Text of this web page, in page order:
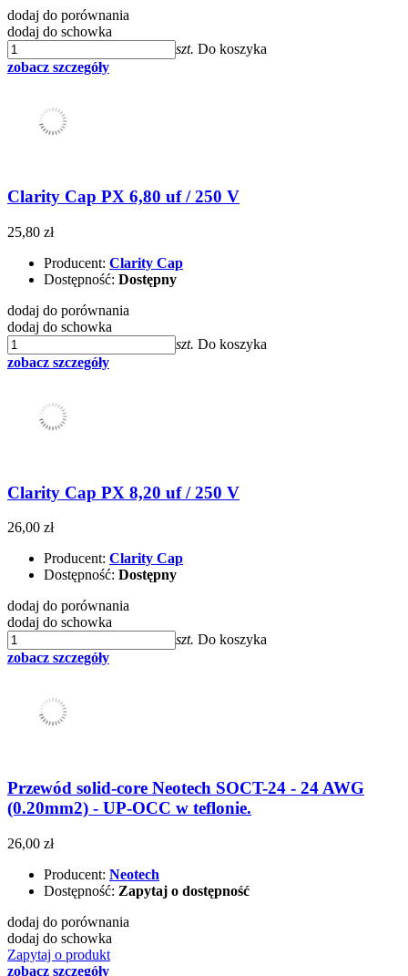
dodaj do porównania
dodaj do schowka
szt. Do koszyka
zobacz szczegóły
Clarity Cap PX 6,80 uf / 250 V
25,80 zł
Producent: Clarity Cap
Dostępność: Dostępny
dodaj do porównania
dodaj do schowka
szt. Do koszyka
zobacz szczegóły
Clarity Cap PX 8,20 uf / 250 V
26,00 zł
Producent: Clarity Cap
Dostępność: Dostępny
dodaj do porównania
dodaj do schowka
szt. Do koszyka
zobacz szczegóły
Przewód solid-core Neotech SOCT-24 - 24 AWG
(0.20mm2) - UP-OCC w teflonie.
26,00 zł
Producent: Neotech
Dostępność: Zapytaj o dostępność
dodaj do porównania
dodaj do schowka
Zapytaj o produkt
zobacz szczegóły